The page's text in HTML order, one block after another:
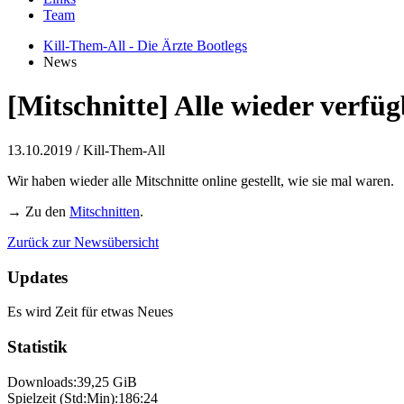
Team
Kill-Them-All - Die Ärzte Bootlegs
News
[Mitschnitte] Alle wieder
13.10.2019 / Kill-Them-All
Wir haben wieder alle Mitschnitte online gestellt, wie sie mal waren.
→ Zu den Mitschnitten.
Zurück zur Newsübersicht
Updates
Es wird Zeit für etwas Neues
Statistik
Downloads:39,25 GiB
Spielzeit (Std:Min):186:24